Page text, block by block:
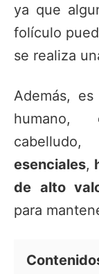
ya que
folículo
se realiza
Además,
humano,
esenciales,
de alto
para